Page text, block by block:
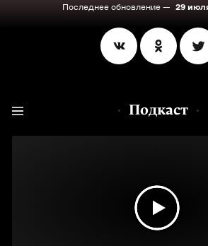
Последнее обновление — 29
Подкаст